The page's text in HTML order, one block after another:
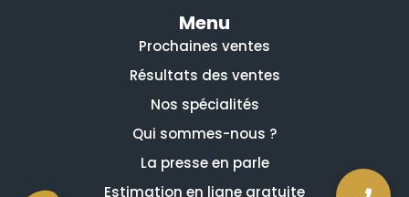
Menu
Prochaines ventes
Résultats des ventes
Nos spécialités
Qui sommes-nous ?
La presse en parle
Estimation en ligne gratuite